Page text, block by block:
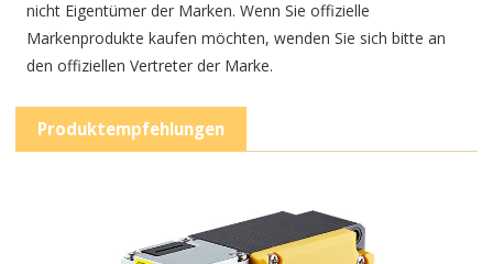
nicht Eigentümer der Marken. Wenn Sie offizielle
Markenprodukte kaufen möchten, wenden Sie sich bitte an
den offiziellen Vertreter der Marke.
Produktempfehlungen